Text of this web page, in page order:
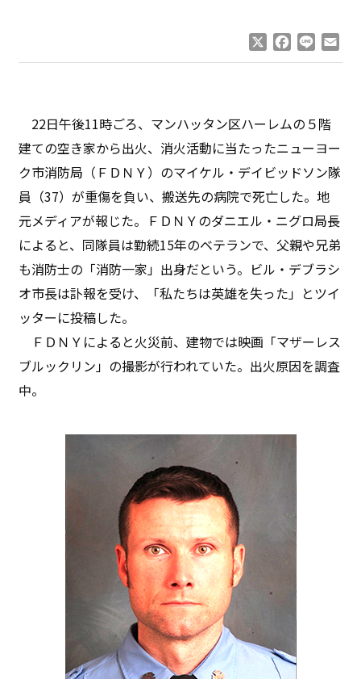
Facebook
Line
22日午後11時ごろ、マンハッタン区ハーレムの５階
建ての空き家から出火、消火活動に当たったニューヨー
ク市消防局（ＦＤＮＹ）のマイケル・デイビッドソン隊
員（37）が重傷を負い、搬送先の病院で死亡した。地
元メディアが報じた。ＦＤＮＹのダニエル・ニグロ局長
によると、同隊員は勤続15年のベテランで、父親や兄弟
も消防士の「消防一家」出身だという。ビル・デブラシ
オ市長は訃報を受け、「私たちは英雄を失った」とツイ
ッターに投稿した。
ＦＤＮＹによると火災前、建物では映画「マザーレス
ブルックリン」の撮影が行われていた。出火原因を調査
中。